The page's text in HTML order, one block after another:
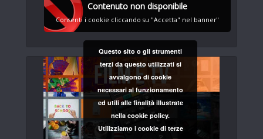
Contenuto non disponibile
Consenti i cookie cliccando su "Accetta" nel banner"
Questo sito o gli strumenti
terzi da questo utilizzati si
avvalgono di cookie
necessari al funzionamento
ed utili alle finalità illustrate
nella cookie policy.
Utilizziamo i cookie di terze